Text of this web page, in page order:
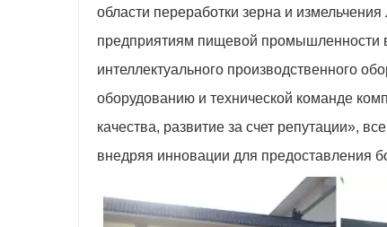
области переработки зерна и
предприятиям пищевой промышленности
интеллектуального производственного
оборудованию и технической команде
качества, развитие за счет репутации»,
внедряя инновации для предоставления